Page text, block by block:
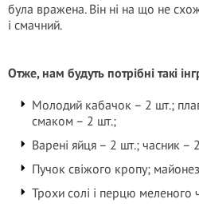
була вражена. Він ні на що не
і смачний.
Отже, нам будуть потрібні такі
Молодий кабачок – 2 шт.;
смаком – 2 шт.;
Варені яйця – 2 шт.; часник –
Пучок свіжого кропу;
Трохи солі і перцю меленого